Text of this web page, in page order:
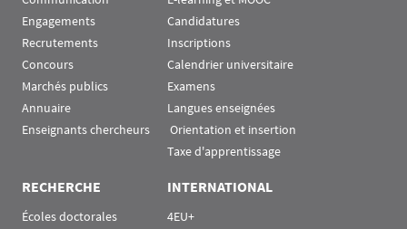
Engagements
Recrutements
Concours
Marchés publics
Annuaire
Enseignants chercheurs
Candidatures
Inscriptions
Calendrier universitaire
Examens
Langues enseignées
Orientation et insertion
Taxe d'apprentissage
RECHERCHE
Écoles doctorales
INTERNATIONAL
4EU+